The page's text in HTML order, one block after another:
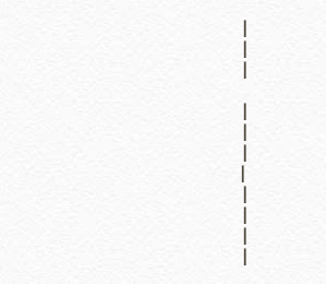
|
|
|
|
|
|
|
|
|
|
|